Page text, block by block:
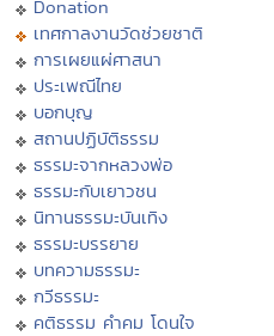
Donation
เทศกาลงานวัดช่วยชาติ
การเผยแผ่ศาสนา
ประเพณีไทย
บอกบุญ
สถานปฏิบัติธรรม
ธรรมะจากหลวงพ่อ
ธรรมะกับเยาวชน
นิทานธรรมะบันเทิง
ธรรมะบรรยาย
บทความธรรมะ
กวีธรรมะ
คติธรรม คำคม โดนใจ